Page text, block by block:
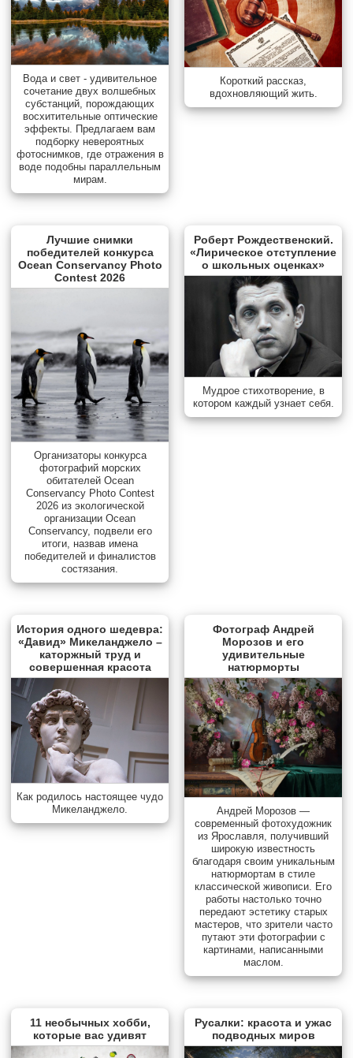
Вода и свет - удивительное
сочетание двух волшебных
субстанций, порождающих
восхитительные оптические
эффекты. Предлагаем вам
подборку невероятных
фотоснимков, где отражения в
воде подобны параллельным
мирам.
Короткий рассказ,
вдохновляющий жить.
Лучшие снимки
победителей конкурса
Ocean Conservancy Photo
Contest 2026
Организаторы конкурса
фотографий морских
обитателей Ocean
Conservancy Photo Contest
2026 из экологической
организации Ocean
Conservancy, подвели его
итоги, назвав имена
победителей и финалистов
состязания.
Роберт Рождественский.
«Лирическое отступление
о школьных оценках»
Мудрое стихотворение, в
котором каждый узнает себя.
История одного шедевра:
«Давид» Микеланджело –
каторжный труд и
совершенная красота
Как родилось настоящее чудо
Микеланджело.
Фотограф Андрей
Морозов и его
удивительные
натюрморты
Андрей Морозов —
современный фотохудожник
из Ярославля, получивший
широкую известность
благодаря своим уникальным
натюрмортам в стиле
классической живописи. Его
работы настолько точно
передают эстетику старых
мастеров, что зрители часто
путают эти фотографии с
картинами, написанными
маслом.
11 необычных хобби,
которые вас удивят
Русалки: красота и ужас
подводных миров